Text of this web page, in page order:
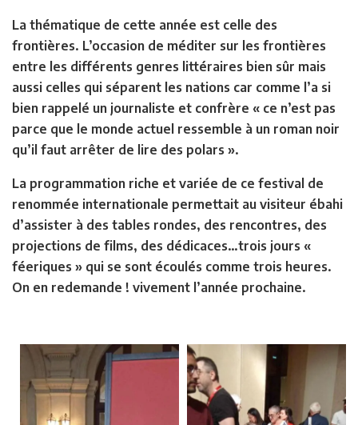
La thématique de cette année est celle des
frontières. L’occasion de méditer sur les frontières
entre les différents genres littéraires bien sûr mais
aussi celles qui séparent les nations car comme l’a si
bien rappelé un journaliste et confrère « ce n’est pas
parce que le monde actuel ressemble à un roman noir
qu’il faut arrêter de lire des polars ».
La programmation riche et variée de ce festival de
renommée internationale permettait au visiteur ébahi
d’assister à des tables rondes, des rencontres, des
projections de films, des dédicaces…trois jours «
féeriques » qui se sont écoulés comme trois heures.
On en redemande ! vivement l’année prochaine.